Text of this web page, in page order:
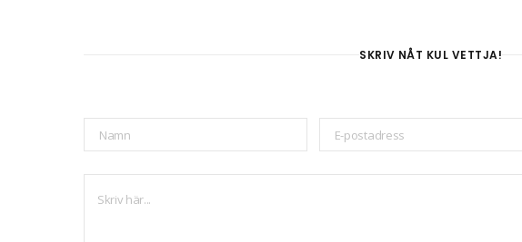
SKRIV NÅT KUL VETTJA!